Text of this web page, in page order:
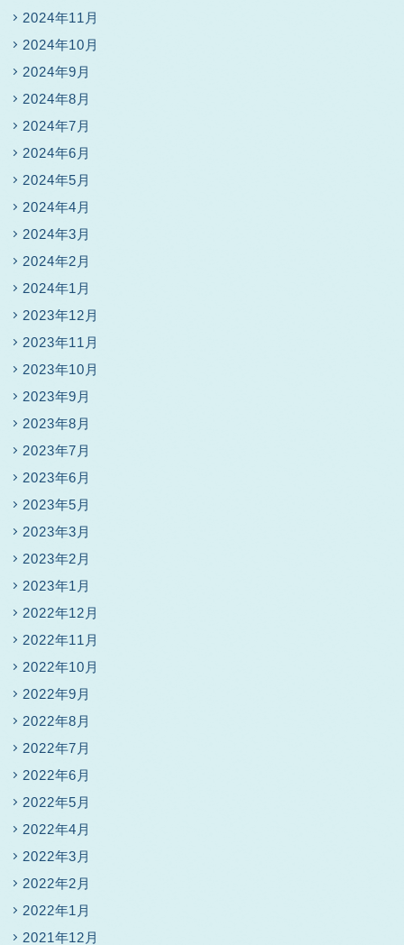
2024年11月
2024年10月
2024年9月
2024年8月
2024年7月
2024年6月
2024年5月
2024年4月
2024年3月
2024年2月
2024年1月
2023年12月
2023年11月
2023年10月
2023年9月
2023年8月
2023年7月
2023年6月
2023年5月
2023年3月
2023年2月
2023年1月
2022年12月
2022年11月
2022年10月
2022年9月
2022年8月
2022年7月
2022年6月
2022年5月
2022年4月
2022年3月
2022年2月
2022年1月
2021年12月